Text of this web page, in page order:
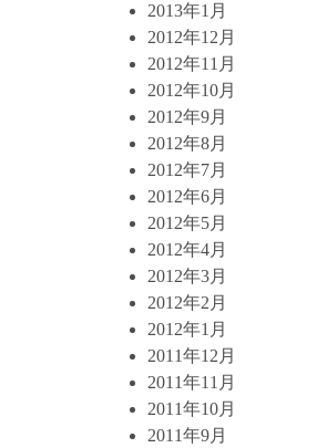
2013年1月
2012年12月
2012年11月
2012年10月
2012年9月
2012年8月
2012年7月
2012年6月
2012年5月
2012年4月
2012年3月
2012年2月
2012年1月
2011年12月
2011年11月
2011年10月
2011年9月